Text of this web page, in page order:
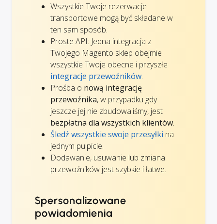
Wszystkie Twoje rezerwacje
transportowe mogą być składane w
ten sam sposób.
Proste API: Jedna integracja z
Twojego Magento sklep obejmie
wszystkie Twoje obecne i przyszłe
integracje przewoźników.
Prośba o nową integrację
przewoźnika, w przypadku gdy
jeszcze jej nie zbudowaliśmy, jest
bezpłatna dla wszystkich klientów.
Śledź wszystkie swoje przesyłki na
jednym pulpicie.
Dodawanie, usuwanie lub zmiana
przewoźników jest szybkie i łatwe.
Spersonalizowane
powiadomienia